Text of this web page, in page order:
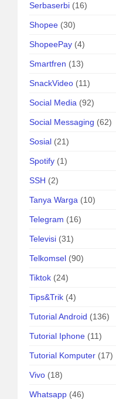
Serbaserbi (16)
Shopee (30)
ShopeePay (4)
Smartfren (13)
SnackVideo (11)
Social Media (92)
Social Messaging (62)
Sosial (21)
Spotify (1)
SSH (2)
Tanya Warga (10)
Telegram (16)
Televisi (31)
Telkomsel (90)
Tiktok (24)
Tips&Trik (4)
Tutorial Android (136)
Tutorial Iphone (11)
Tutorial Komputer (17)
Vivo (18)
Whatsapp (46)